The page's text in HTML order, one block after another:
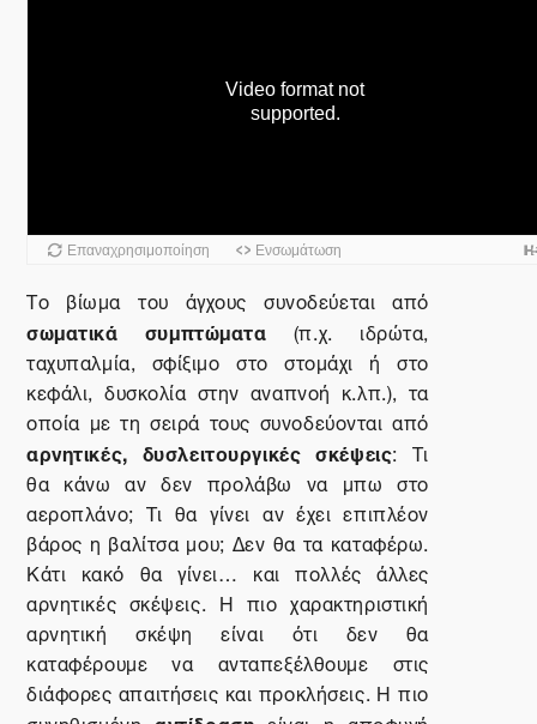
Το βίωμα του άγχους συνοδεύεται από
σωματικά συμπτώματα (π.χ. ιδρώτα,
ταχυπαλμία, σφίξιμο στο στομάχι ή στο
κεφάλι, δυσκολία στην αναπνοή κ.λπ.), τα
οποία με τη σειρά τους συνοδεύονται από
αρνητικές, δυσλειτουργικές σκέψεις: Τι
θα κάνω αν δεν προλάβω να μπω στο
αεροπλάνο; Τι θα γίνει αν έχει επιπλέον
βάρος η βαλίτσα μου; Δεν θα τα καταφέρω.
Κάτι κακό θα γίνει… και πολλές άλλες
αρνητικές σκέψεις. Η πιο χαρακτηριστική
αρνητική σκέψη είναι ότι δεν θα
καταφέρουμε να ανταπεξέλθουμε στις
διάφορες απαιτήσεις και προκλήσεις. Η πιο